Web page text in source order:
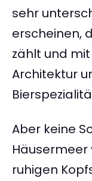
sehr
erscheinen,
zählt und
Architektur
Aber keine
Häusermeer
ruhigen